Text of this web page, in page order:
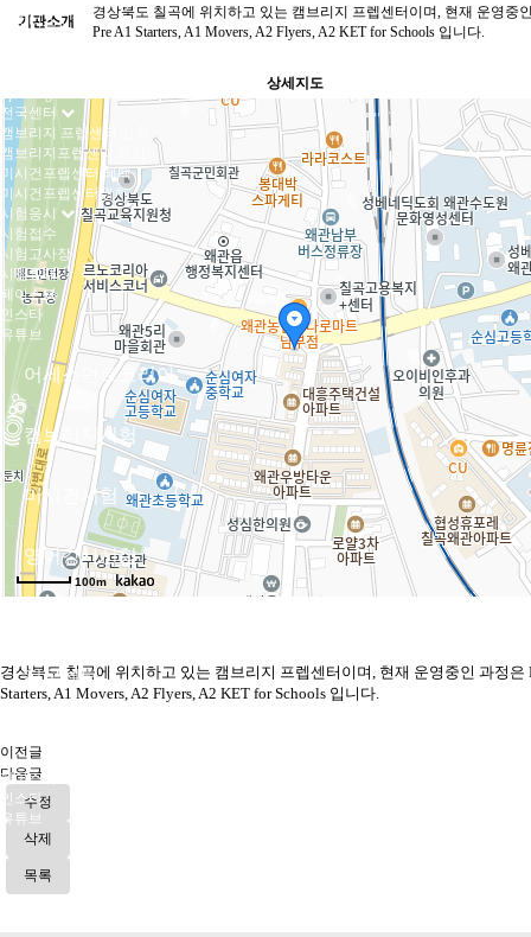
비지니스시험
전국센터
캠브리지 프렙센터 신청
캠브리지프렙센터 위치
미시건프렙센터 혜택
미시건프렙센터위치
시험응시
시험접수
시험고사장
시험교재
페이스북
인스타
유튜브
어세스먼트코리아
캠브리지시험
미시건시험
영어강사시험
전국센터
페이스북
인스타
유튜브
기관소개
경상북도 칠곡에 위치하고 있는 캠브리지 프렙센터이며, 현재 운영중
Pre A1 Starters, A1 Movers, A2 Flyers, A2 KET for Schools 입니다.
상세지도
100m
경상북도 칠곡에 위치하고 있는 캠브리지 프렙센터이며, 현재 운영중인 과정은
Starters, A1 Movers, A2 Flyers, A2 KET for Schools 입니다.
이전글
다음글
수정
삭제
목록